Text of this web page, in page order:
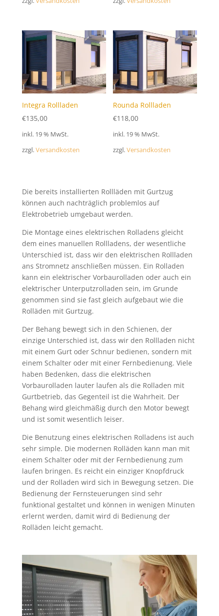
Integra Rollladen
€135,00
inkl. 19 % MwSt.
zzgl.Versandkosten
Rounda Rollladen
€118,00
inkl. 19 % MwSt.
zzgl.Versandkosten
Die bereits installierten Rollläden mit Gurtzug
können auch nachträglich problemlos auf
Elektrobetrieb umgebaut werden.
Die Montage eines elektrischen Rolladens gleicht
dem eines manuellen Rollladens, der wesentliche
Unterschied ist, dass wir den elektrischen Rollladen
ans Stromnetz anschließen müssen. Ein Rolladen
kann ein elektrischer Vorbaurolladen oder auch ein
elektrischer Unterputzrolladen sein, im Grunde
genommen sind sie fast gleich aufgebaut wie die
Rolläden mit Gurtzug.
Der Behang bewegt sich in den Schienen, der
einzige Unterschied ist, dass wir den Rollladen nicht
mit einem Gurt oder Schnur bedienen, sondern mit
einem Schalter oder mit einer Fernbedienung. Viele
haben Bedenken, dass die elektrischen
Vorbaurolladen lauter laufen als die Rolladen mit
Gurtbetrieb, das Gegenteil ist die Wahrheit. Der
Behang wird gleichmäßig durch den Motor bewegt
und ist somit wesentlich leiser.
Die Benutzung eines elektrischen Rolladens ist auch
sehr simple. Die modernen Rolläden kann man mit
einem Schalter oder mit der Fernbedienung zum
laufen bringen. Es reicht ein einziger Knopfdruck
und der Rolladen wird sich in Bewegung setzen. Die
Bedienung der Fernsteuerungen sind sehr
funktional gestaltet und können in wenigen Minuten
erlernt werden, damit wird di Bedienung der
Rolläden leicht gemacht.